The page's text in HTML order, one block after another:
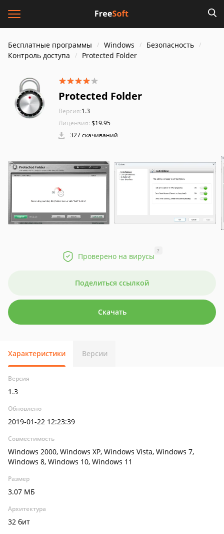
Бесплатные программы Windows
Безопасность
Контроль доступа
Protected Folder
Protected Folder
Версия:1.3
Лицензия: $19.95
327 скачиваний
Проверено на вирусы
?
Поделиться ссылкой
Скачать
Характеристики Версии
Версия
1.3
Обновлено
2019-01-22 12:23:39
Совместимость
Windows 2000, Windows XP, Windows Vista, Windows 7,
Windows 8, Windows 10, Windows 11
Размер
3.07 МБ
Архитектура
32 бит